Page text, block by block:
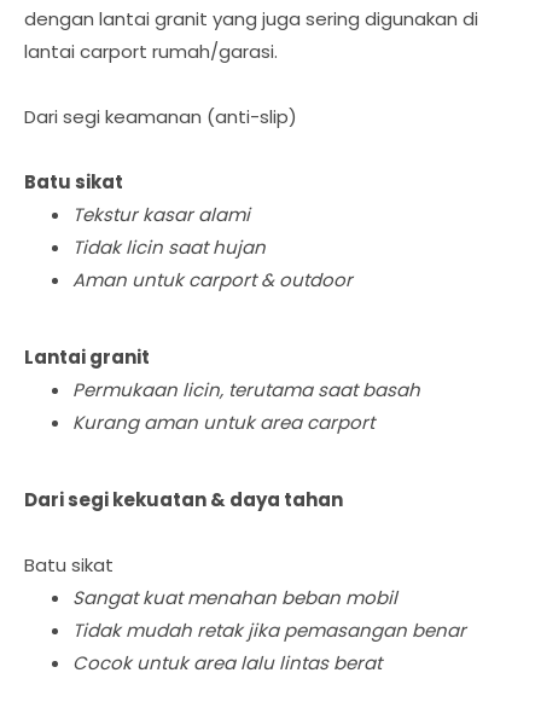
dengan lantai granit yang juga sering digunakan di
lantai carport rumah/garasi.
Dari segi keamanan (anti-slip)
Batu sikat
Tekstur kasar alami
Tidak licin saat hujan
Aman untuk carport & outdoor
Lantai granit
Permukaan licin, terutama saat basah
Kurang aman untuk area carport
Dari segi kekuatan & daya tahan
Batu sikat
Sangat kuat menahan beban mobil
Tidak mudah retak jika pemasangan benar
Cocok untuk area lalu lintas berat